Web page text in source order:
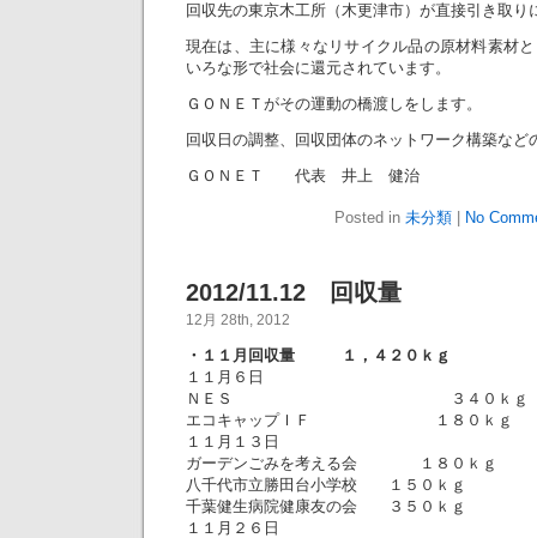
回収先の東京木工所（木更津市）が直接引き取り
現在は、主に様々なリサイクル品の原材料素材
いろな形で社会に還元されています。
ＧＯＮＥＴがその運動の橋渡しをします。
回収日の調整、回収団体のネットワーク構築など
ＧＯＮＥＴ 代表 井上 健治
Posted in 未分類| No
2012/11.12 回収量
12月 28th, 2012
・１１月回収量 １，４２０ｋｇ
１１月６日
ＮＥＳ ３４０ｋｇ
エコキャップＩＦ １８０ｋｇ
１１月１３日
ガーデンごみを考える会 １８０ｋｇ
八千代市立勝田台小学校 １５０ｋｇ
千葉健生病院健康友の会 ３５０ｋｇ
１１月２６日